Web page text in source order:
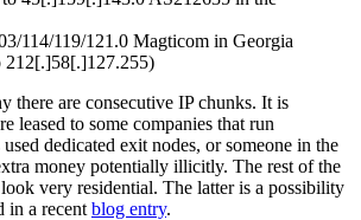
114/119/121.0 Magticom in Georgia
212[.]58[.]127.255)
there are consecutive IP chunks. It is
leased to some companies that run
dedicated exit nodes, or someone in the
money potentially illicitly. The rest of the
very residential. The latter is a possibility
in a recent blog entry.